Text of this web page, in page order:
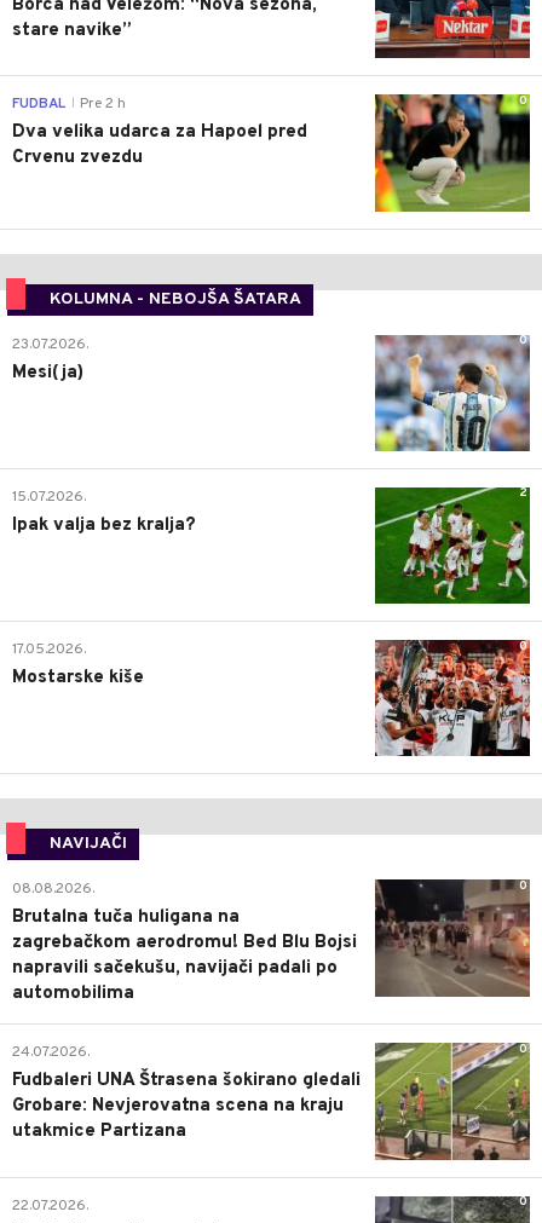
Borca nad Veležom: “Nova sezona,
stare navike”
0
FUDBAL Pre 2 h
Dva velika udarca za Hapoel pred
Crvenu zvezdu
KOLUMNA - NEBOJŠA ŠATARA
0
23.07.2026.
Mesi(ja)
2
15.07.2026.
Ipak valja bez kralja?
0
17.05.2026.
Mostarske kiše
NAVIJAČI
0
08.08.2026.
Brutalna tuča huligana na
zagrebačkom aerodromu! Bed Blu Bojsi
napravili sačekušu, navijači padali po
automobilima
0
24.07.2026.
Fudbaleri UNA Štrasena šokirano gledali
Grobare: Nevjerovatna scena na kraju
utakmice Partizana
0
22.07.2026.